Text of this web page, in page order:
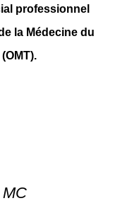
professionnel
la Médecine du